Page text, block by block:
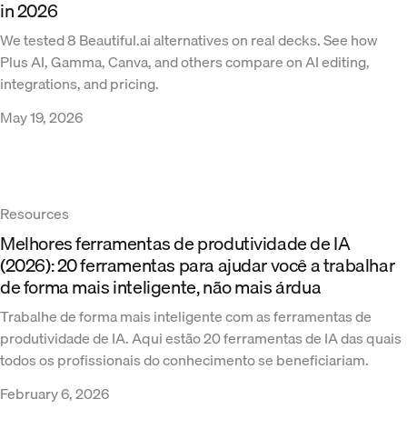
in 2026
We tested 8 Beautiful.ai alternatives on real decks. See how
Plus AI, Gamma, Canva, and others compare on AI editing,
integrations, and pricing.
May 19, 2026
Resources
Melhores ferramentas de produtividade de IA
(2026): 20 ferramentas para ajudar você a trabalhar
de forma mais inteligente, não mais árdua
Trabalhe de forma mais inteligente com as ferramentas de
produtividade de IA. Aqui estão 20 ferramentas de IA das quais
todos os profissionais do conhecimento se beneficiariam.
February 6, 2026